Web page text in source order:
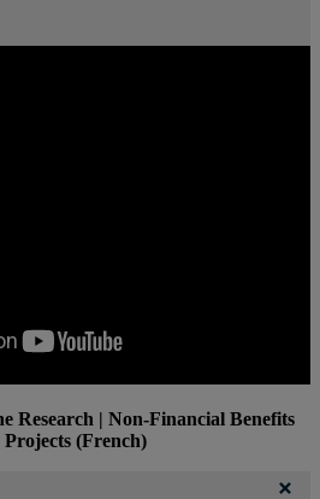
Research | Non-Financial Benefits
(French)